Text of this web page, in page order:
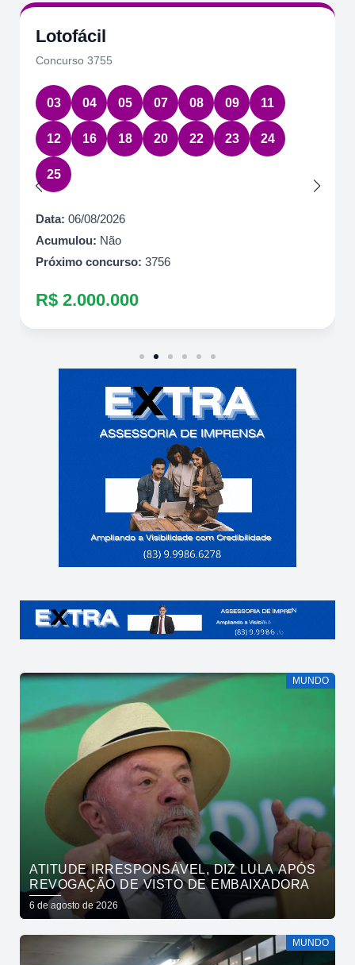
Lotofácil
Concurso 3755
03 04 05 07 08 09 11
12 16 18 20 22 23 24
25
Data: 06/08/2026
Acumulou: Não
Próximo concurso: 3756
R$ 2.000.000
MUNDO
ATITUDE IRRESPONSÁVEL, DIZ LULA APÓS
REVOGAÇÃO DE VISTO DE EMBAIXADORA
6 de agosto de 2026
MUNDO